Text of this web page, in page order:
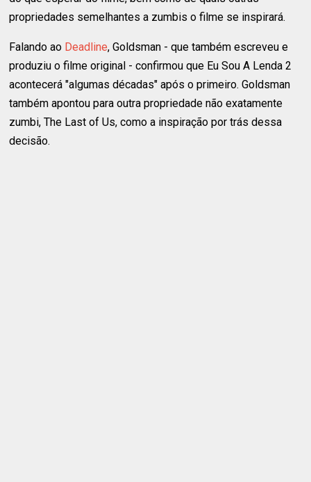
propriedades semelhantes a zumbis o filme se inspirará.
Falando ao Deadline, Goldsman - que também escreveu e
produziu o filme original - confirmou que Eu Sou A Lenda 2
acontecerá "algumas décadas" após o primeiro. Goldsman
também apontou para outra propriedade não exatamente
zumbi, The Last of Us, como a inspiração por trás dessa
decisão.